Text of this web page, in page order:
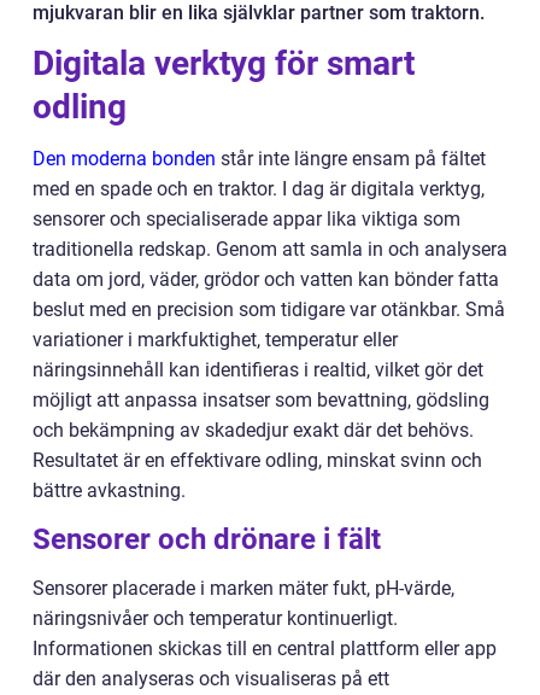
mjukvaran blir en lika självklar partner som traktorn.
Digitala verktyg för smart
odling
Den moderna bonden står inte längre ensam på fältet
med en spade och en traktor. I dag är digitala verktyg,
sensorer och specialiserade appar lika viktiga som
traditionella redskap. Genom att samla in och analysera
data om jord, väder, grödor och vatten kan bönder fatta
beslut med en precision som tidigare var otänkbar. Små
variationer i markfuktighet, temperatur eller
näringsinnehåll kan identifieras i realtid, vilket gör det
möjligt att anpassa insatser som bevattning, gödsling
och bekämpning av skadedjur exakt där det behövs.
Resultatet är en effektivare odling, minskat svinn och
bättre avkastning.
Sensorer och drönare i fält
Sensorer placerade i marken mäter fukt, pH-värde,
näringsnivåer och temperatur kontinuerligt.
Informationen skickas till en central plattform eller app
där den analyseras och visualiseras på ett